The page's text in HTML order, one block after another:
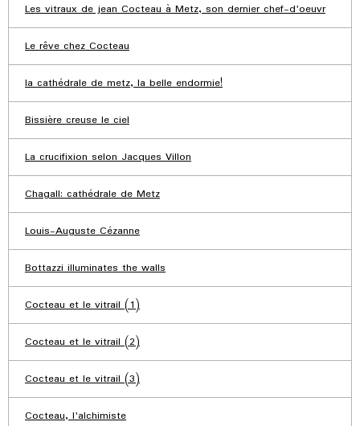
Les vitraux de jean Cocteau à Metz, son dernier chef-d'oeuvr
Le rêve chez Cocteau
la cathédrale de metz, la belle endormie!
Bissière creuse le ciel
La crucifixion selon Jacques Villon
Chagall: cathédrale de Metz
Louis-Auguste Cézanne
Bottazzi illuminates the walls
Cocteau et le vitrail (1)
Cocteau et le vitrail (2)
Cocteau et le vitrail (3)
Cocteau, l'alchimiste